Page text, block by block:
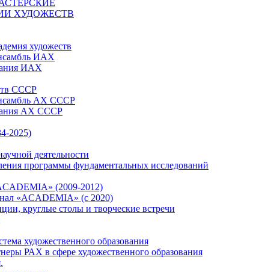
ХУДОЖЕСТВ
художеств
ИАХ
ИАХ
СССР
АХ СССР
АХ СССР
2025)
деятельности
программы фундаментальных исследований
(2009-2012)
«ACADEMIA» (с 2020)
круглые столы и творческие встречи
художественного образования
РАХ в сфере художественного образования